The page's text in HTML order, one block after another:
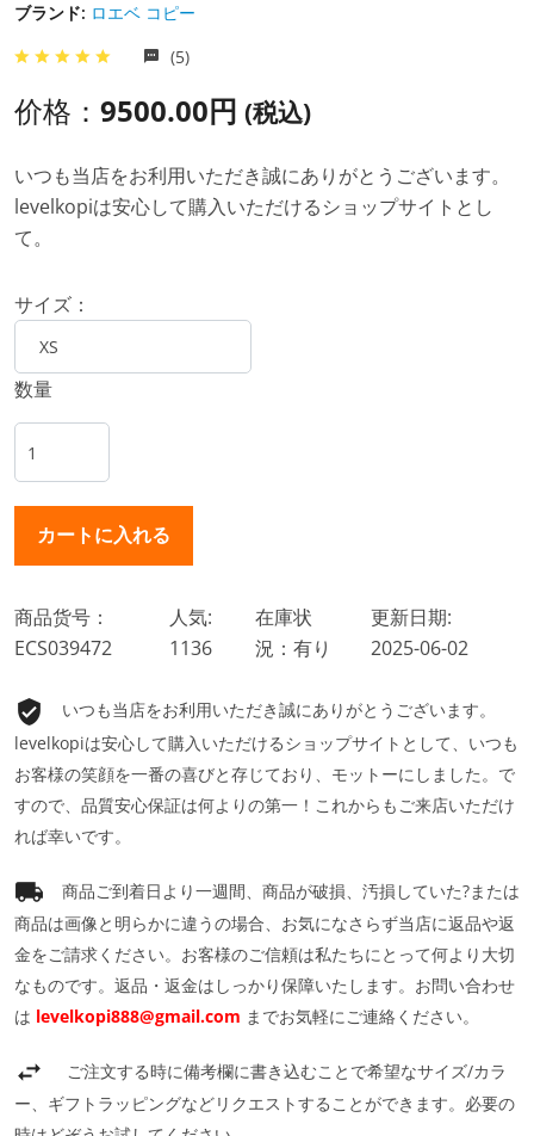
ブランド: ロエベ コピー
(5)
价格： 9500.00円 (税込)
いつも当店をお利用いただき誠にありがとうございます。
levelkopiは安心して購入いただけるショップサイトとし
て。
サイズ：
数量
商品货号：
ECS039472
人気:
1136
在庫状
況：有り
更新日期:
2025-06-02
いつも当店をお利用いただき誠にありがとうございます。
levelkopiは安心して購入いただけるショップサイトとして、いつも
お客様の笑顔を一番の喜びと存じており、モットーにしました。で
すので、品質安心保証は何よりの第一！これからもご来店いただけ
れば幸いです。
商品ご到着日より一週間、商品が破損、汚損していた?または
商品は画像と明らかに違うの場合、お気になさらず当店に返品や返
金をご請求ください。お客様のご信頼は私たちにとって何より大切
なものです。返品・返金はしっかり保障いたします。お問い合わせ
は levelkopi888@gmail.com までお気軽にご連絡ください。
ご注文する時に備考欄に書き込むことで希望なサイズ/カラ
ー、ギフトラッピングなどリクエストすることができます。必要の